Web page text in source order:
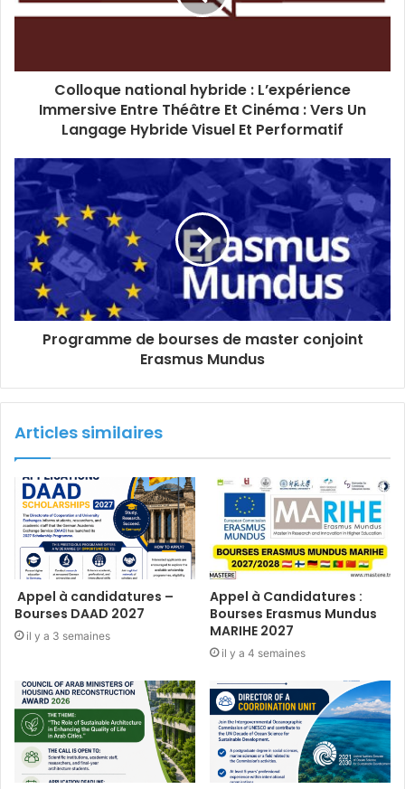
Colloque national hybride : L’expérience
Immersive Entre Théâtre Et Cinéma : Vers Un
Langage Hybride Visuel Et Performatif
Programme de bourses de master conjoint
Erasmus Mundus
Articles similaires
Appel à candidatures –
Bourses DAAD 2027
il y a 3 semaines
Appel à Candidatures :
Bourses Erasmus Mundus
MARIHE 2027
il y a 4 semaines